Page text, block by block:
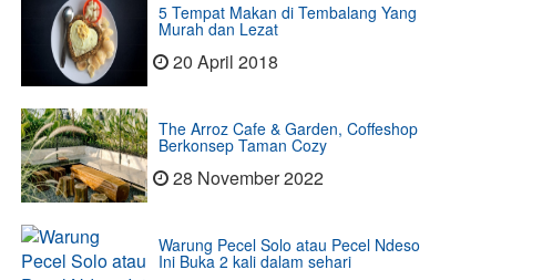
5 Tempat Makan di Tembalang Yang
Murah dan Lezat
20 April 2018
The Arroz Cafe & Garden, Coffeshop
Berkonsep Taman Cozy
28 November 2022
Warung Pecel Solo atau Pecel Ndeso
Ini Buka 2 kali dalam sehari